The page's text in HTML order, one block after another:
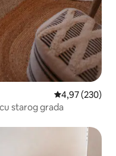
Prosječna
4,97 (230)
starog grada